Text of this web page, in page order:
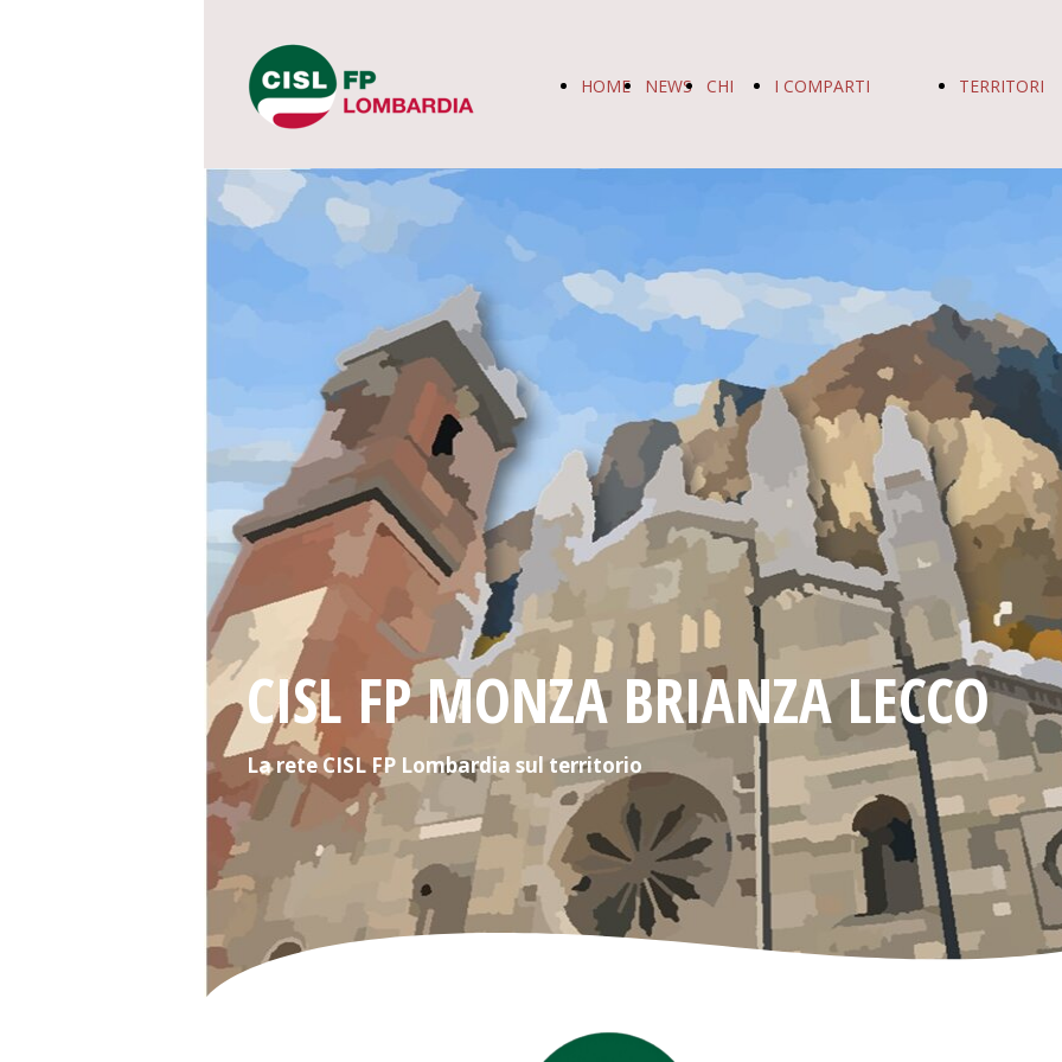
HOME NEWS CHI I COMPARTI
CENTRALI
FUNZIONI
LOCALI
ENTI
PRIVATIZZATI
TERRITORI
BRESCIA
DEI
(COMO
VARESE)
ASSE
CISL FP MONZA BRIANZA LECCO
La rete CISL FP Lombardia sul territorio